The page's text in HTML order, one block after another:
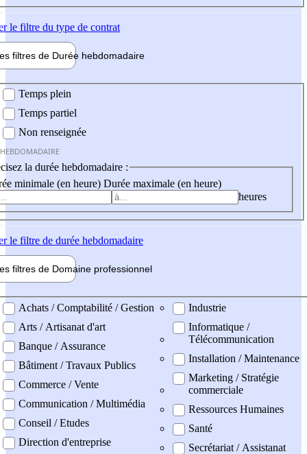
le filtre du type de contrat
filtres de Durée hebdomadaire
Temps plein
Temps partiel
Non renseignée
la durée hebdomadaire :
minimale (en heure) Durée maximale (en heure)
heures
le filtre de durée hebdomadaire
filtres de Domaine professionnel
professionel
Achats / Comptabilité / Gestion
Arts / Artisanat d'art
Banque / Assurance
Bâtiment / Travaux Publics
Commerce / Vente
Communication / Multimédia
Conseil / Etudes
Direction d'entreprise
Industrie
Informatique /
Télécommunication
Installation / Maintenance
Marketing / Stratégie
commerciale
Ressources Humaines
Santé
Secrétariat / Assistanat